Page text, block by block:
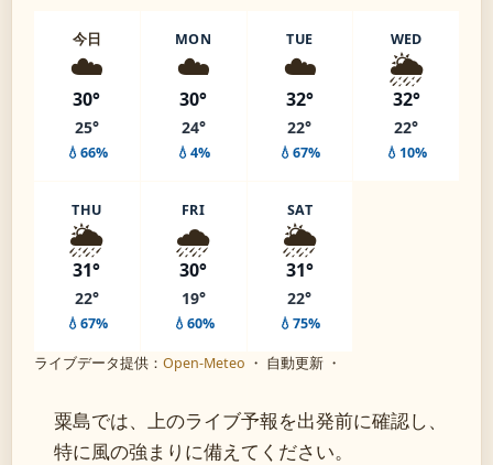
今日
☁️
30°
25°
💧66%
MON
☁️
30°
24°
💧4%
TUE
☁️
32°
22°
💧67%
WED
🌦️
32°
22°
💧10%
THU
🌦️
31°
22°
💧67%
FRI
🌧️
30°
19°
💧60%
SAT
🌦️
31°
22°
💧75%
ライブデータ提供： Open-Meteo ・ 自動更新 ・
粟島では、上のライブ予報を出発前に確認し、
特に風の強まりに備えてください。